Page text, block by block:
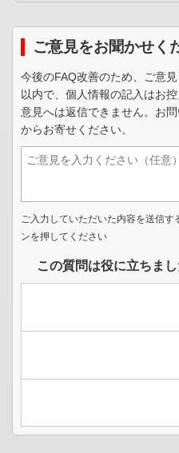
ご意見をお聞かせく
今後のFAQ改善のため、ご意
以内で、個人情報の記入はお
意見へは返信できません。お
からお寄せください。
ご入力していただいた内容を送信
ンを押してください
この質問は役に立ちまし